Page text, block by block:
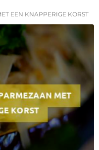
EEN KNAPPERIGE KORST